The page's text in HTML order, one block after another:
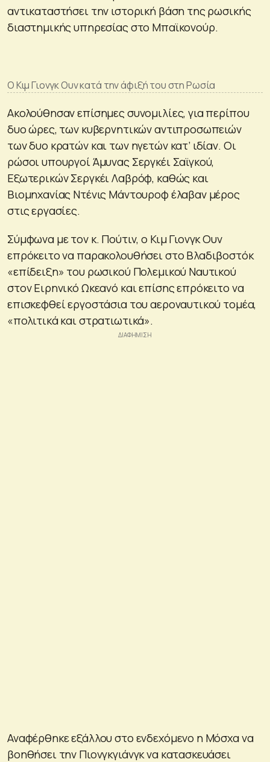
αντικαταστήσει την ιστορική βάση της ρωσικής
διαστημικής υπηρεσίας στο Μπαϊκονούρ.
Ο Κιμ Γιονγκ Ουν κατά την άφιξή του στη Ρωσία
Ακολούθησαν επίσημες συνομιλίες, για περίπου
δυο ώρες, των κυβερνητικών αντιπροσωπειών
των δυο κρατών και των ηγετών κατ’ ιδίαν. Οι
ρώσοι υπουργοί Άμυνας Σεργκέι Σαϊγκού,
Εξωτερικών Σεργκέι Λαβρόφ, καθώς και
Βιομηχανίας Ντένις Μάντουροφ έλαβαν μέρος
στις εργασίες.
Σύμφωνα με τον κ. Πούτιν, ο Κιμ Γιονγκ Ουν
επρόκειτο να παρακολουθήσει στο Βλαδιβοστόκ
«επίδειξη» του ρωσικού Πολεμικού Ναυτικού
στον Ειρηνικό Ωκεανό και επίσης επρόκειτο να
επισκεφθεί εργοστάσια του αεροναυτικού τομέα,
«πολιτικά και στρατιωτικά».
Αναφέρθηκε εξάλλου στο ενδεχόμενο η Μόσχα να
βοηθήσει την Πιονγκγιάνγκ να κατασκευάσει